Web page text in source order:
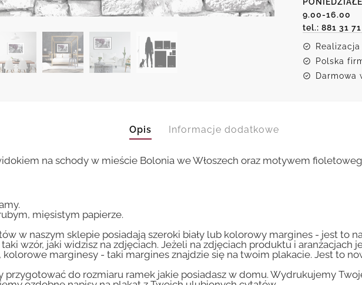
9.00-16.00
tel.: 881 31
Polska
Darmowa
Opis Informacje dodatkowe
na schody w mieście Bolonia we Włoszech oraz motywem
mięsistym papierze.
w naszym sklepie posiadają szeroki biały lub kolorowy margines - jest to
wzór, jaki widzisz na zdjęciach. Jeżeli na zdjęciach produktu i aranżacjach
kolorowe marginesy - taki margines znajdzie się na twoim plakacie. Jest to
przygotować do rozmiaru ramek jakie posiadasz w domu. Wydrukujemy